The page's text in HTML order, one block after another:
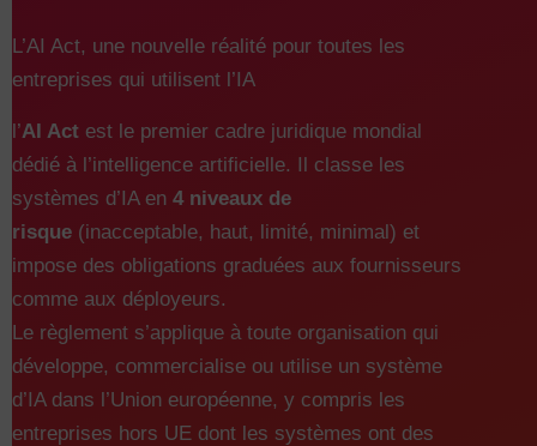
L’AI Act, une nouvelle réalité pour toutes les
entreprises qui utilisent l’IA
l’AI Act est le premier cadre juridique mondial
dédié à l’intelligence artificielle. Il classe les
systèmes d’IA en 4 niveaux de
risque (inacceptable, haut, limité, minimal) et
impose des obligations graduées aux fournisseurs
comme aux déployeurs.
Le règlement s’applique à toute organisation qui
développe, commercialise ou utilise un système
d’IA dans l’Union européenne, y compris les
entreprises hors UE dont les systèmes ont des